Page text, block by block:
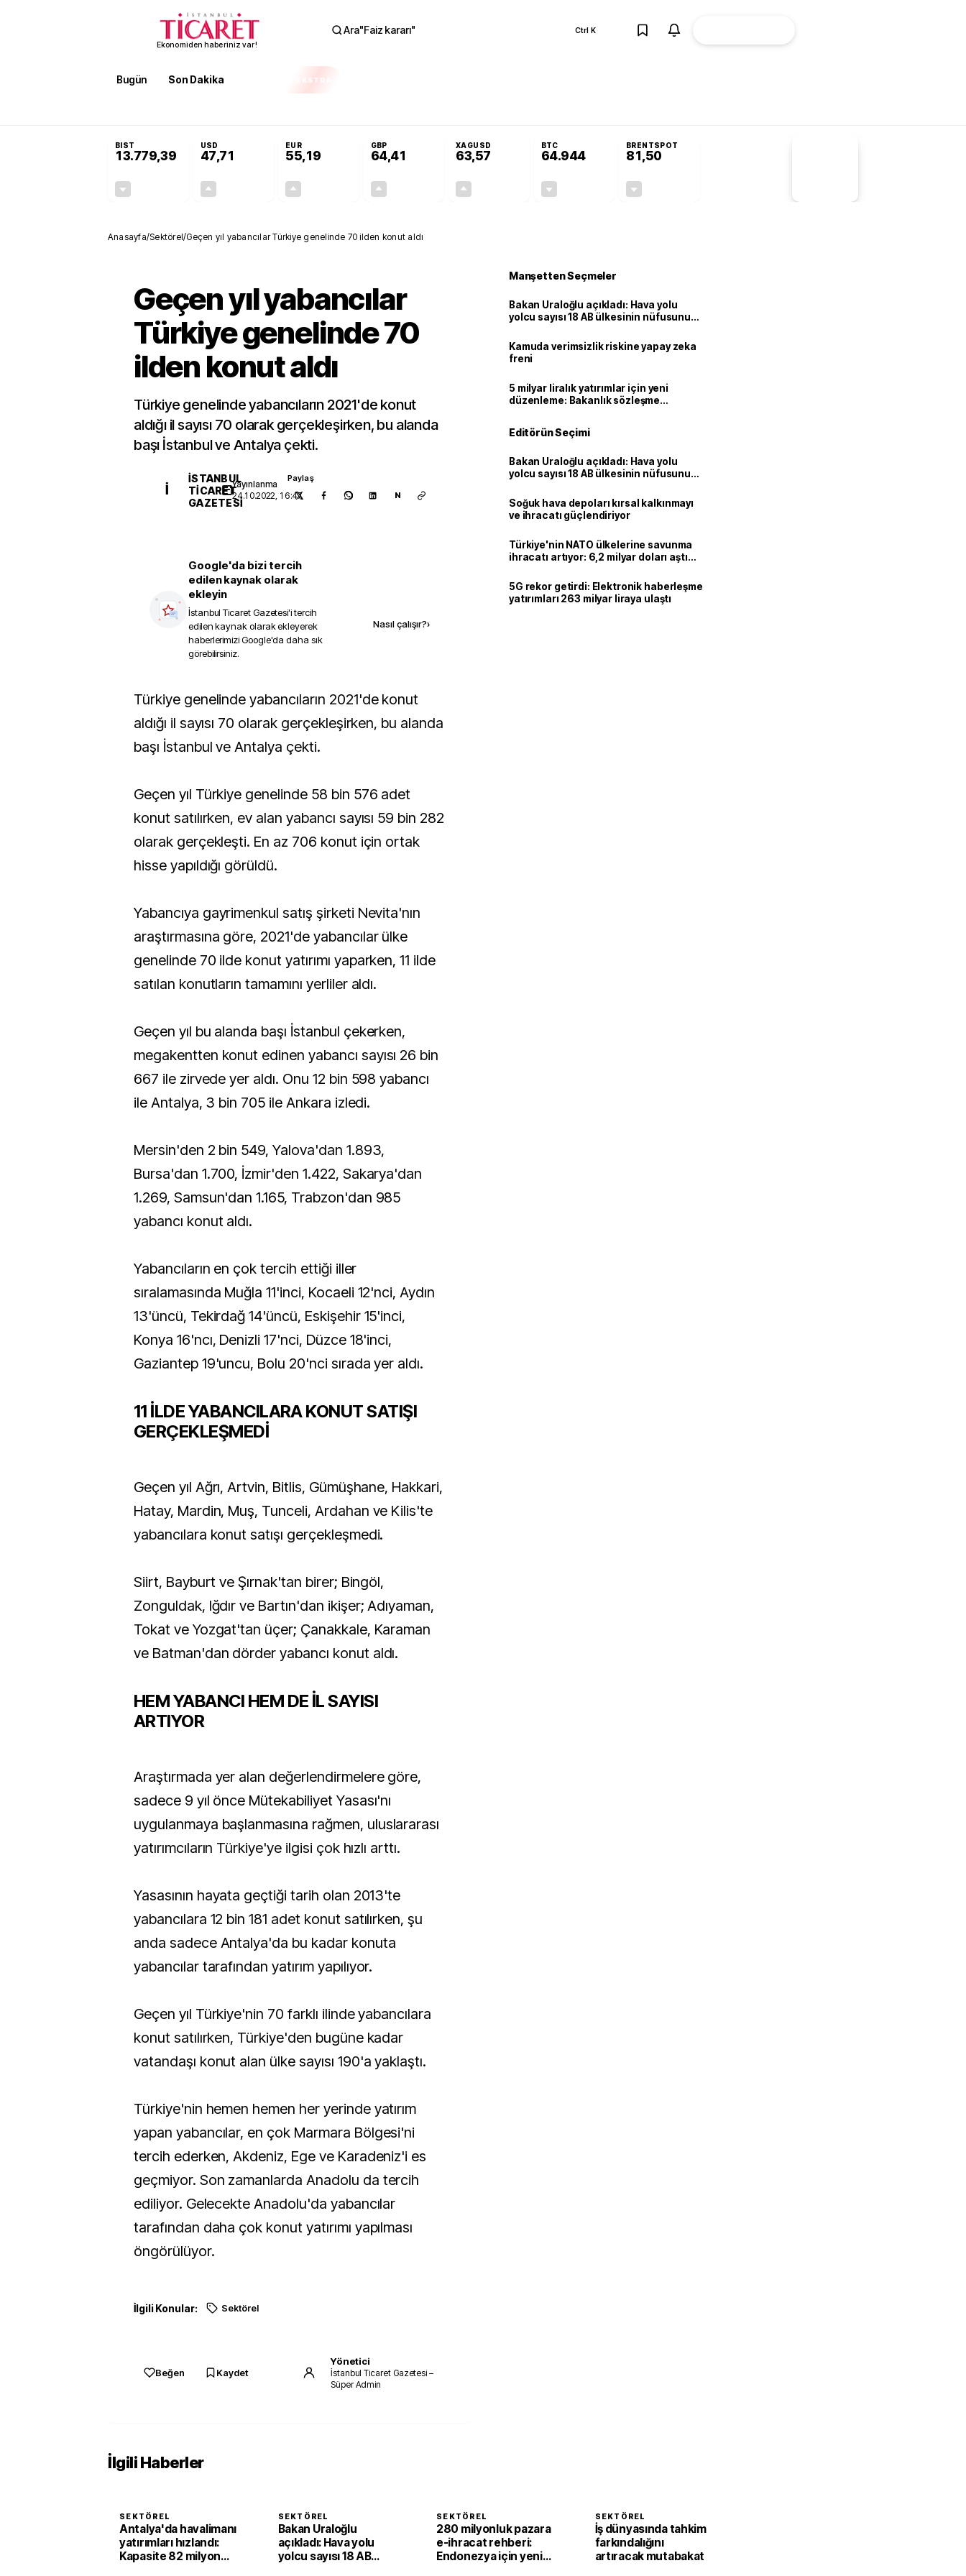
Ekonomiden haberiniz var!
Ara"Faiz kararı" Ctrl K
Bugün Son Dakika EKSTRA
BIST
13.779,39
USD
47,71
EUR
55,19
GBP
64,41
XAGUSD
63,57
BTC
64.944
BRENTSPOT
81,50
Anasayfa/Sektörel/Geçen yıl yabancılar Türkiye genelinde 70 ilden konut aldı
Geçen yıl yabancılar
Türkiye genelinde 70
ilden konut aldı
Türkiye genelinde yabancıların 2021'de konut
aldığı il sayısı 70 olarak gerçekleşirken, bu alanda
başı İstanbul ve Antalya çekti.
İ
İSTANBUL
TICARET
GAZETESI
Yayınlanma
24.10.2022, 16:47
Paylaş
N
Google'da bizi tercih
edilen kaynak olarak
ekleyin
İstanbul Ticaret Gazetesi'i tercih
edilen kaynak olarak ekleyerek
haberlerimizi Google'da daha sık
görebilirsiniz.
Nasıl çalışır?›
Türkiye genelinde yabancıların 2021'de konut
aldığı il sayısı 70 olarak gerçekleşirken, bu alanda
başı İstanbul ve Antalya çekti.
Geçen yıl Türkiye genelinde 58 bin 576 adet
konut satılırken, ev alan yabancı sayısı 59 bin 282
olarak gerçekleşti. En az 706 konut için ortak
hisse yapıldığı görüldü.
Yabancıya gayrimenkul satış şirketi Nevita'nın
araştırmasına göre, 2021'de yabancılar ülke
genelinde 70 ilde konut yatırımı yaparken, 11 ilde
satılan konutların tamamını yerliler aldı.
Geçen yıl bu alanda başı İstanbul çekerken,
megakentten konut edinen yabancı sayısı 26 bin
667 ile zirvede yer aldı. Onu 12 bin 598 yabancı
ile Antalya, 3 bin 705 ile Ankara izledi.
Mersin'den 2 bin 549, Yalova'dan 1.893,
Bursa'dan 1.700, İzmir'den 1.422, Sakarya'dan
1.269, Samsun'dan 1.165, Trabzon'dan 985
yabancı konut aldı.
Yabancıların en çok tercih ettiği iller
sıralamasında Muğla 11'inci, Kocaeli 12'nci, Aydın
13'üncü, Tekirdağ 14'üncü, Eskişehir 15'inci,
Konya 16'ncı, Denizli 17'nci, Düzce 18'inci,
Gaziantep 19'uncu, Bolu 20'nci sırada yer aldı.
11 İLDE YABANCILARA KONUT SATIŞI
GERÇEKLEŞMEDİ
Geçen yıl Ağrı, Artvin, Bitlis, Gümüşhane, Hakkari,
Hatay, Mardin, Muş, Tunceli, Ardahan ve Kilis'te
yabancılara konut satışı gerçekleşmedi.
Siirt, Bayburt ve Şırnak'tan birer; Bingöl,
Zonguldak, Iğdır ve Bartın'dan ikişer; Adıyaman,
Tokat ve Yozgat'tan üçer; Çanakkale, Karaman
ve Batman'dan dörder yabancı konut aldı.
HEM YABANCI HEM DE İL SAYISI
ARTIYOR
Araştırmada yer alan değerlendirmelere göre,
sadece 9 yıl önce Mütekabiliyet Yasası'nı
uygulanmaya başlanmasına rağmen, uluslararası
yatırımcıların Türkiye'ye ilgisi çok hızlı arttı.
Yasasının hayata geçtiği tarih olan 2013'te
yabancılara 12 bin 181 adet konut satılırken, şu
anda sadece Antalya'da bu kadar konuta
yabancılar tarafından yatırım yapılıyor.
Geçen yıl Türkiye'nin 70 farklı ilinde yabancılara
konut satılırken, Türkiye'den bugüne kadar
vatandaşı konut alan ülke sayısı 190'a yaklaştı.
Türkiye'nin hemen hemen her yerinde yatırım
yapan yabancılar, en çok Marmara Bölgesi'ni
tercih ederken, Akdeniz, Ege ve Karadeniz'i es
geçmiyor. Son zamanlarda Anadolu da tercih
ediliyor. Gelecekte Anadolu'da yabancılar
tarafından daha çok konut yatırımı yapılması
öngörülüyor.
İlgili Konular: Sektörel
Beğen Kaydet
Yönetici
İstanbul Ticaret Gazetesi –
Süper Admin
Manşetten Seçmeler
Bakan Uraloğlu açıkladı: Hava yolu
yolcu sayısı 18 AB ülkesinin nüfusunu
Kamuda verimsizlik riskine yapay zeka
freni
5 milyar liralık yatırımlar için yeni
düzenleme: Bakanlık sözleşme
Editörün Seçimi
Bakan Uraloğlu açıkladı: Hava yolu
yolcu sayısı 18 AB ülkesinin nüfusunu
Soğuk hava depoları kırsal kalkınmayı
ve ihracatı güçlendiriyor
Türkiye'nin NATO ülkelerine savunma
ihracatı artıyor: 6,2 milyar doları aştı
5G rekor getirdi: Elektronik haberleşme
yatırımları 263 milyar liraya ulaştı
İlgili Haberler
SEKTÖREL
Antalya'da havalimanı
yatırımları hızlandı:
Kapasite 82 milyon
SEKTÖREL
Bakan Uraloğlu
açıkladı: Hava yolu
yolcu sayısı 18 AB
SEKTÖREL
280 milyonluk pazara
e-ihracat rehberi:
Endonezya için yeni
SEKTÖREL
İş dünyasında tahkim
farkındalığını
artıracak mutabakat